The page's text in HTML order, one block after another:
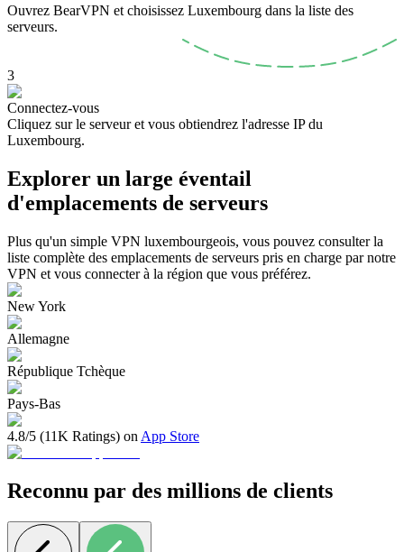
Ouvrez BearVPN et choisissez Luxembourg dans la liste des
serveurs.
3
Connectez-vous
Cliquez sur le serveur et vous obtiendrez l'adresse IP du
Luxembourg.
Explorer un large éventail
d'emplacements de serveurs
Plus qu'un simple VPN luxembourgeois, vous pouvez consulter la
liste complète des emplacements de serveurs pris en charge par notre
VPN et vous connecter à la région que vous préférez.
New York
Allemagne
République Tchèque
Pays-Bas
4.8/5 (11K Ratings) on App Store
Reconnu par des millions de clients